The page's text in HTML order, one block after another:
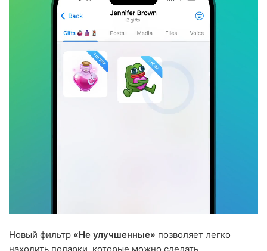
Новый фильтр «Не улучшенные» позволяет легко